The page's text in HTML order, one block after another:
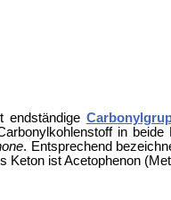
endständige
in
. Entsprechend
ist Acetophenon